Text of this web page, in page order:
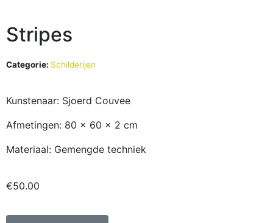
Stripes
Categorie: Schilderijen
Kunstenaar: Sjoerd Couvee
Afmetingen: 80 x 60 x 2 cm
Materiaal: Gemengde techniek
€50.00